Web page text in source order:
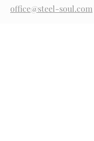
office@steel-soul.com